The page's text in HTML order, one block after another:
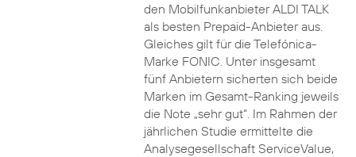
den Mobilfunkanbieter ALDI TALK
als besten Prepaid-Anbieter aus.
Gleiches gilt für die Telefónica-
Marke FONIC. Unter insgesamt
fünf Anbietern sicherten sich beide
Marken im Gesamt-Ranking jeweils
die Note „sehr gut“. Im Rahmen der
jährlichen Studie ermittelte die
Analysegesellschaft ServiceValue,